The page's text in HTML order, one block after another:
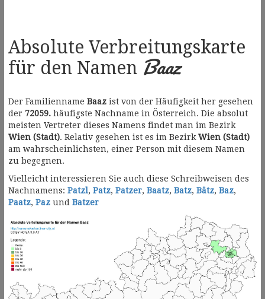
Absolute Verbreitungskarte
für den Namen Baaz
Der Familienname Baaz ist von der Häufigkeit her gesehen
der 72059. häufigste Nachname in Österreich. Die absolut
meisten Vertreter dieses Namens findet man im Bezirk
Wien (Stadt). Relativ gesehen ist es im Bezirk Wien (Stadt)
am wahrscheinlichsten, einer Person mit diesem Namen
zu begegnen.
Vielleicht interessieren Sie auch diese Schreibweisen des
Nachnamens: Patzl, Patz, Patzer, Baatz, Batz, Bätz, Baz,
Paatz, Paz und Batzer